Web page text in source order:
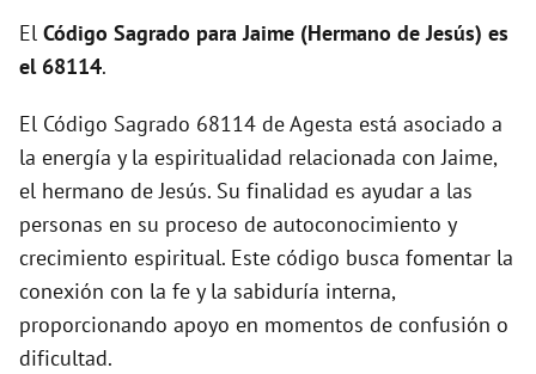
e
o
El Código Sagrado para Jaime (Hermano de Jesús) es
el 68114.
El Código Sagrado 68114 de Agesta está asociado a
la energía y la espiritualidad relacionada con Jaime,
el hermano de Jesús. Su finalidad es ayudar a las
personas en su proceso de autoconocimiento y
crecimiento espiritual. Este código busca fomentar la
conexión con la fe y la sabiduría interna,
proporcionando apoyo en momentos de confusión o
dificultad.